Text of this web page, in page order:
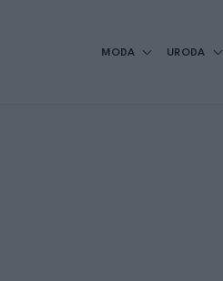
MODA URODA